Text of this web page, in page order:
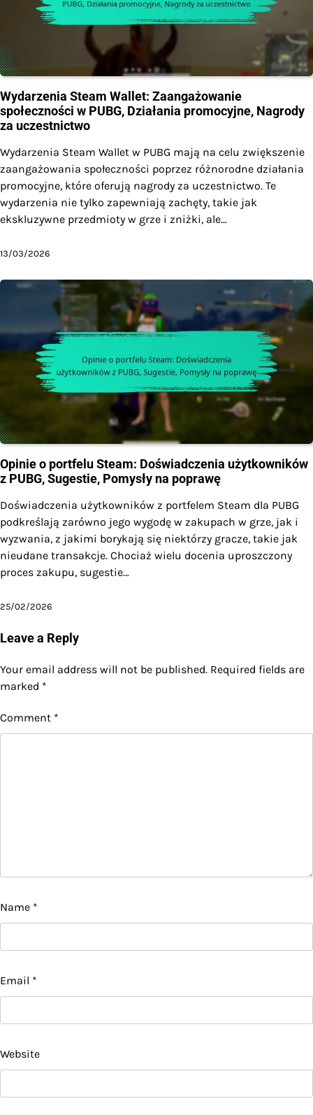
Wydarzenia Steam Wallet: Zaangażowanie
społeczności w PUBG, Działania promocyjne, Nagrody
za uczestnictwo
Wydarzenia Steam Wallet w PUBG mają na celu zwiększenie
zaangażowania społeczności poprzez różnorodne działania
promocyjne, które oferują nagrody za uczestnictwo. Te
wydarzenia nie tylko zapewniają zachęty, takie jak
ekskluzywne przedmioty w grze i zniżki, ale…
13/03/2026
Opinie o portfelu Steam: Doświadczenia użytkowników
z PUBG, Sugestie, Pomysły na poprawę
Doświadczenia użytkowników z portfelem Steam dla PUBG
podkreślają zarówno jego wygodę w zakupach w grze, jak i
wyzwania, z jakimi borykają się niektórzy gracze, takie jak
nieudane transakcje. Chociaż wielu docenia uproszczony
proces zakupu, sugestie…
25/02/2026
Leave a Reply
Your email address will not be published. Required fields are
marked *
Comment *
Name *
Email *
Website